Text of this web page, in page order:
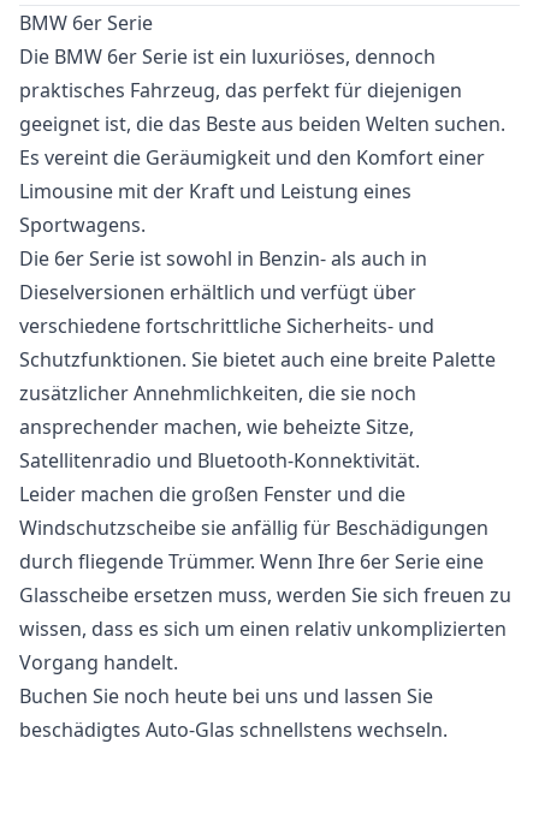
BMW 6er Serie
Die BMW 6er Serie ist ein luxuriöses, dennoch
praktisches Fahrzeug, das perfekt für diejenigen
geeignet ist, die das Beste aus beiden Welten suchen.
Es vereint die Geräumigkeit und den Komfort einer
Limousine mit der Kraft und Leistung eines
Sportwagens.
Die 6er Serie ist sowohl in Benzin- als auch in
Dieselversionen erhältlich und verfügt über
verschiedene fortschrittliche Sicherheits- und
Schutzfunktionen. Sie bietet auch eine breite Palette
zusätzlicher Annehmlichkeiten, die sie noch
ansprechender machen, wie beheizte Sitze,
Satellitenradio und Bluetooth-Konnektivität.
Leider machen die großen Fenster und die
Windschutzscheibe sie anfällig für Beschädigungen
durch fliegende Trümmer. Wenn Ihre 6er Serie eine
Glasscheibe ersetzen muss, werden Sie sich freuen zu
wissen, dass es sich um einen relativ unkomplizierten
Vorgang handelt.
Buchen Sie noch heute bei uns und lassen Sie
beschädigtes Auto-Glas schnellstens wechseln.